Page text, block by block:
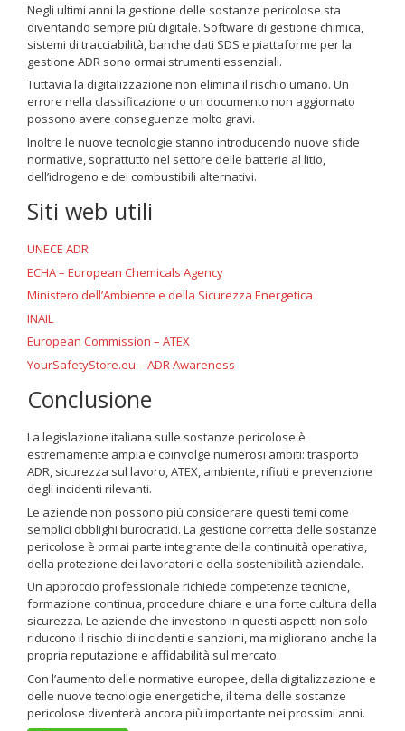
Negli ultimi anni la gestione delle sostanze pericolose sta
diventando sempre più digitale. Software di gestione chimica,
sistemi di tracciabilità, banche dati SDS e piattaforme per la
gestione ADR sono ormai strumenti essenziali.
Tuttavia la digitalizzazione non elimina il rischio umano. Un
errore nella classificazione o un documento non aggiornato
possono avere conseguenze molto gravi.
Inoltre le nuove tecnologie stanno introducendo nuove sfide
normative, soprattutto nel settore delle batterie al litio,
dell’idrogeno e dei combustibili alternativi.
Siti web utili
UNECE ADR
ECHA – European Chemicals Agency
Ministero dell’Ambiente e della Sicurezza Energetica
INAIL
European Commission – ATEX
YourSafetyStore.eu – ADR Awareness
Conclusione
La legislazione italiana sulle sostanze pericolose è
estremamente ampia e coinvolge numerosi ambiti: trasporto
ADR, sicurezza sul lavoro, ATEX, ambiente, rifiuti e prevenzione
degli incidenti rilevanti.
Le aziende non possono più considerare questi temi come
semplici obblighi burocratici. La gestione corretta delle sostanze
pericolose è ormai parte integrante della continuità operativa,
della protezione dei lavoratori e della sostenibilità aziendale.
Un approccio professionale richiede competenze tecniche,
formazione continua, procedure chiare e una forte cultura della
sicurezza. Le aziende che investono in questi aspetti non solo
riducono il rischio di incidenti e sanzioni, ma migliorano anche la
propria reputazione e affidabilità sul mercato.
Con l’aumento delle normative europee, della digitalizzazione e
delle nuove tecnologie energetiche, il tema delle sostanze
pericolose diventerà ancora più importante nei prossimi anni.